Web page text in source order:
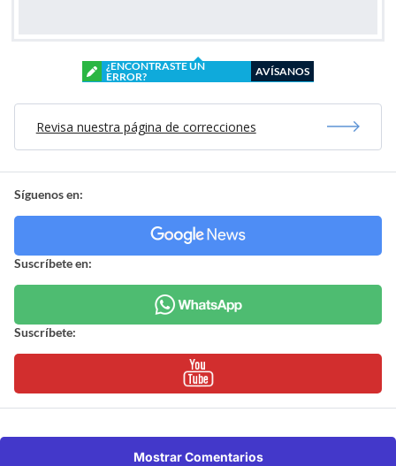
¿ENCONTRASTE UN
ERROR?
AVÍSANOS
Revisa nuestra página de correcciones
Síguenos en:
Suscríbete en:
Suscríbete:
Mostrar Comentarios